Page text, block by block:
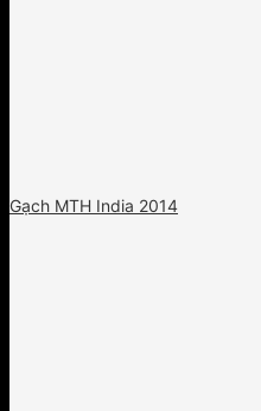
Gạch MTH India 2014